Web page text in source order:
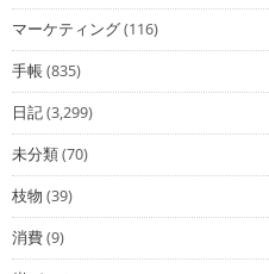
マーケティング(116)
手帳(835)
日記(3,299)
未分類(70)
枝物 (39)
消費(9)